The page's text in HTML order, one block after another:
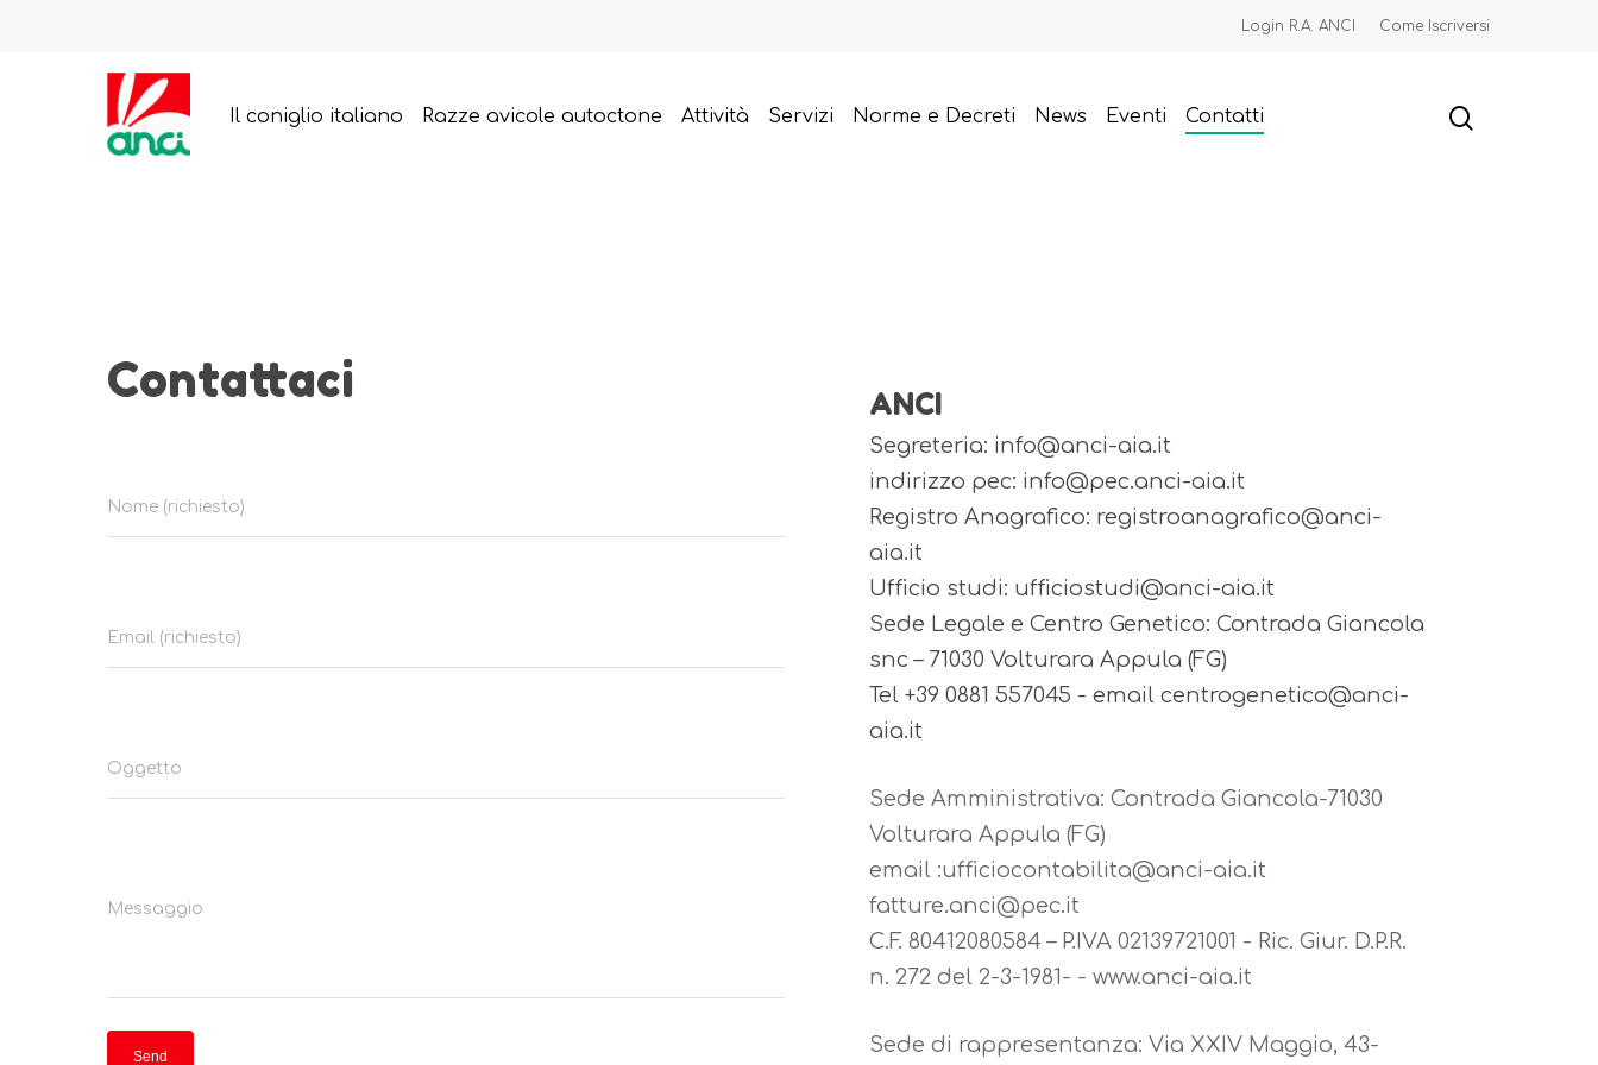
Login R.A. ANCI Come Iscriversi
Premi Invio per cercare ed Esc per uscire
Il coniglio italiano Razze avicole autoctone Attività Servizi Norme e Decreti News Eventi Contatti
Contattaci
Nome (richiesto)
Email (richiesto)
Oggetto
Messaggio
ANCI
Segreteria: info@anci-aia.it
indirizzo pec: info@pec.anci-aia.it
Registro Anagrafico: registroanagrafico@anci-
aia.it
Ufficio studi: ufficiostudi@anci-aia.it
Sede Legale e Centro Genetico: Contrada Giancola
snc – 71030 Volturara Appula (FG)
Tel +39 0881 557045 - email centrogenetico@anci-
aia.it
Sede Amministrativa: Contrada Giancola-71030
Volturara Appula (FG)
email :ufficiocontabilita@anci-aia.it
fatture.anci@pec.it
C.F. 80412080584 – P.IVA 02139721001 - Ric. Giur. D.P.R.
n. 272 del 2-3-1981- - www.anci-aia.it
Sede di rappresentanza: Via XXIV Maggio, 43-